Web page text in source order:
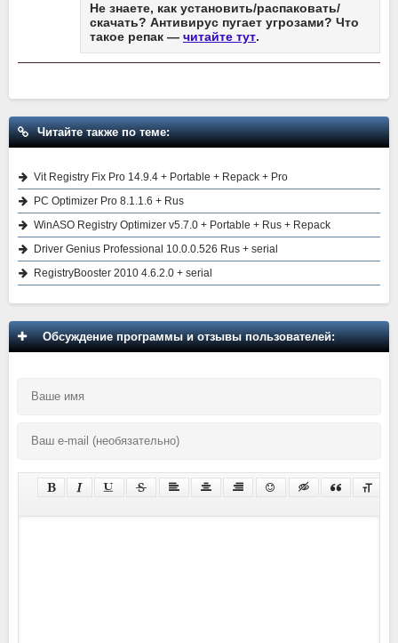
Не знаете, как установить/распаковать/
скачать? Антивирус пугает угрозами? Что
такое репак — читайте тут.
Читайте также по теме:
Vit Registry Fix Pro 14.9.4 + Portable + Repack + Pro
PC Optimizer Pro 8.1.1.6 + Rus
WinASO Registry Optimizer v5.7.0 + Portable + Rus + Repack
Driver Genius Professional 10.0.0.526 Rus + serial
RegistryBooster 2010 4.6.2.0 + serial
Обсуждение программы и отзывы пользователей: